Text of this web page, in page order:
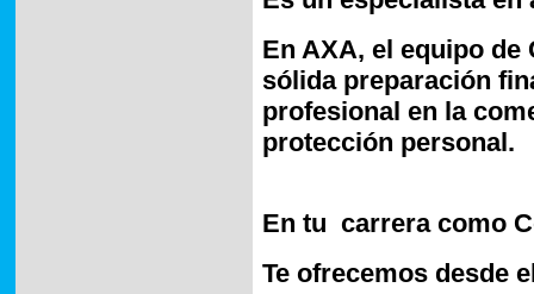
En AXA, el equipo
sólida preparación
profesional en la
protección personal.
En tu carrera como
Te ofrecemos desde